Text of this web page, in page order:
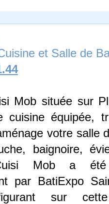
et Salle de
Mob située sur
cuisine équipée,
votre salle
baignoire,
Mob a été
par BatiExpo
figurant sur